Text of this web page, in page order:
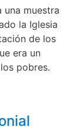
una muestra
la Iglesia
de los
era un
pobres.